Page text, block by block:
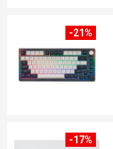
-21%
-17%